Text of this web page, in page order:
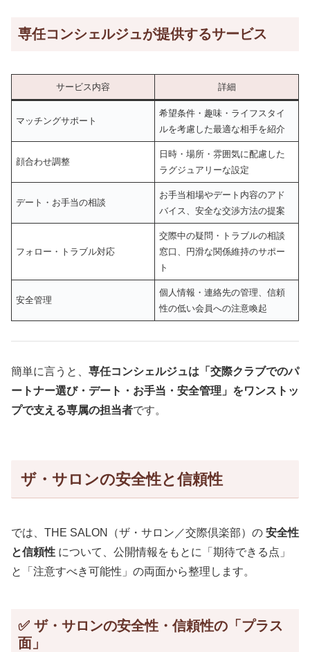
専任コンシェルジュが提供するサービス
サービス内容 詳細
マッチングサポート
希望条件・趣味・ライフスタイ
ルを考慮した最適な相手を紹介
顔合わせ調整
日時・場所・雰囲気に配慮した
ラグジュアリーな設定
デート・お手当の相談
お手当相場やデート内容のアド
バイス、安全な交渉方法の提案
フォロー・トラブル対応
交際中の疑問・トラブルの相談
窓口、円滑な関係維持のサポー
ト
安全管理
個人情報・連絡先の管理、信頼
性の低い会員への注意喚起
簡単に言うと、 専任コンシェルジュは「交際クラブでのパ
ートナー選び・デート・お手当・安全管理」をワンストッ
プで支える専属の担当者です。
ザ・サロンの安全性と信頼性
では、THE SALON（ザ・サロン／交際倶楽部）の 安全性
と信頼性 について、公開情報をもとに「期待できる点」
と「注意すべき可能性」の両面から整理します。
✅ ザ・サロンの安全性・信頼性の「プラス
面」